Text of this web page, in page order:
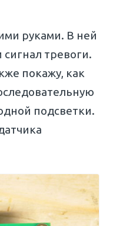
руками. В ней
тревоги.
покажу, как
подсветки.